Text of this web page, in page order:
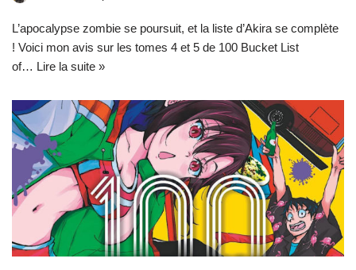
L’apocalypse zombie se poursuit, et la liste d’Akira se complète
! Voici mon avis sur les tomes 4 et 5 de 100 Bucket List
of… Lire la suite »